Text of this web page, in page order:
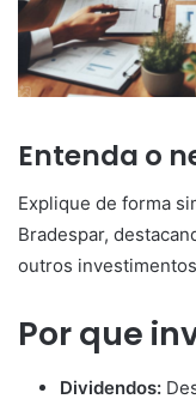
Entenda o
Explique de forma
Bradespar,
outros
Por que
Dividendos: